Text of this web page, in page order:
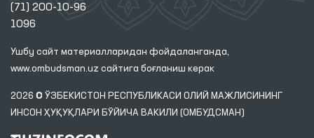
(71) 200-10-96
1096
Ушбу сайт материалларидан фойдаланганда,
www.ombudsman.uz сайтига боғланиш керак
2026 © ЎЗБЕКИСТОН РЕСПУБЛИКАСИ ОЛИЙ МАЖЛИСИНИНГ
ИНСОН ҲУҚУҚЛАРИ БЎЙИЧА ВАКИЛИ (ОМБУДСМАН)